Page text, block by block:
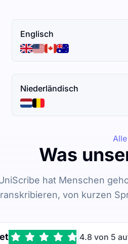
Englisch
Niederländisch
Was
hat Menschen
von kurzen
4.8 von 5